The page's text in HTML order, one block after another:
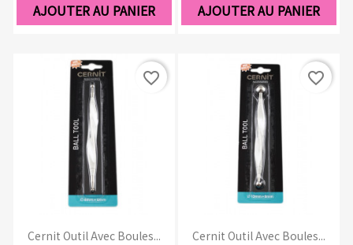
AJOUTER AU PANIER
AJOUTER AU PANIER
Cernit Outil Avec Boules...
favorite_border
Cernit Outil Avec Boules...
favorite_border